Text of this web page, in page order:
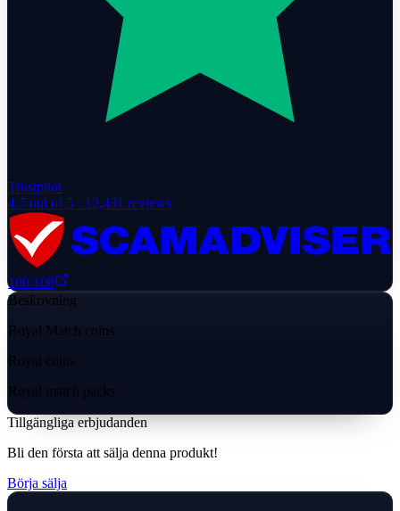
Trustpilot
4.7 out of 5 · 12,431 reviews
100/100
Beskrivning
Royal Match coins
Royal coins
Royal match packs
Tillgängliga erbjudanden
Bli den första att sälja denna produkt!
Börja sälja